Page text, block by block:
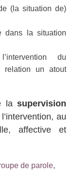
(la situation de)
dans la situation
du
relation un atout
la supervision
au
affective et
de parole,